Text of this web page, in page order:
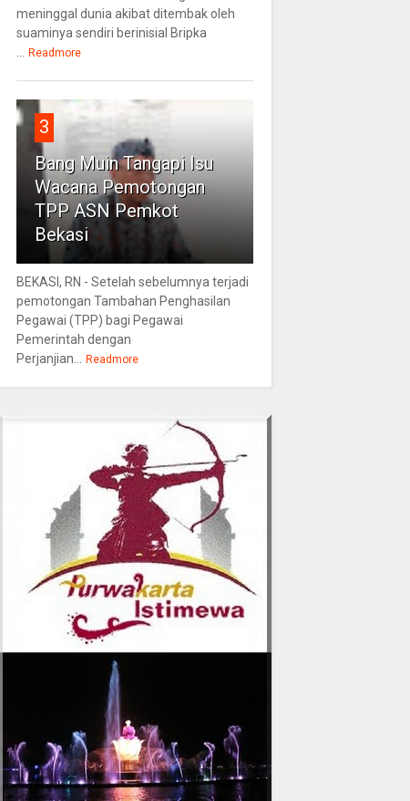
meninggal dunia akibat ditembak oleh
suaminya sendiri berinisial Bripka
Readmore
3
Bang Muin Tangapi Isu
Wacana Pemotongan
TPP ASN Pemkot
Bekasi
BEKASI, RN - Setelah sebelumnya terjadi
pemotongan Tambahan Penghasilan
Pegawai (TPP) bagi Pegawai
Pemerintah dengan
Perjanjian...
Readmore